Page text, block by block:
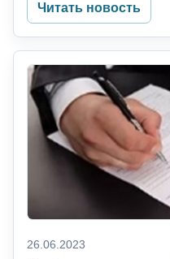
Читать новость
26.06.2023